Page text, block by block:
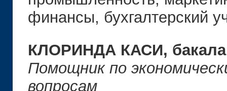
финансы, бухгалтерский
КЛОРИНДА КАСИ,
Помощник по
вопросам